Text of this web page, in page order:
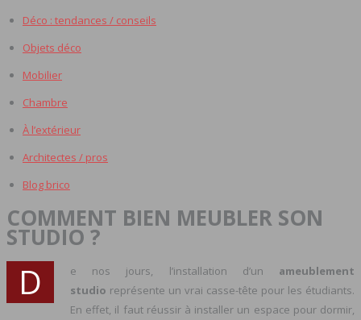
Déco : tendances / conseils
Objets déco
Mobilier
Chambre
À l’extérieur
Architectes / pros
Blog brico
COMMENT BIEN MEUBLER SON
STUDIO ?
D e nos jours, l’installation d’un ameublement
studio représente un vrai casse-tête pour les étudiants.
En effet, il faut réussir à installer un espace pour dormir,